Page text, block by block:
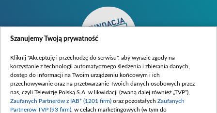
O fundacji
Szanujemy Twoją prywatność
Kliknij "Akceptuję i przechodzę do serwisu", aby wyrazić zgody na
korzystanie z technologii automatycznego śledzenia i zbierania danych,
dostęp do informacji na Twoim urządzeniu końcowym i ich
przechowywanie oraz na przetwarzanie Twoich danych osobowych przez
nas, czyli Telewizję Polską S.A. w likwidacji (zwaną dalej również „TVP”),
Zaufanych Partnerów z IAB* (1201 firm) oraz pozostałych Zaufanych
Partnerów TVP (93 firm) , w celach marketingowych (w tym do